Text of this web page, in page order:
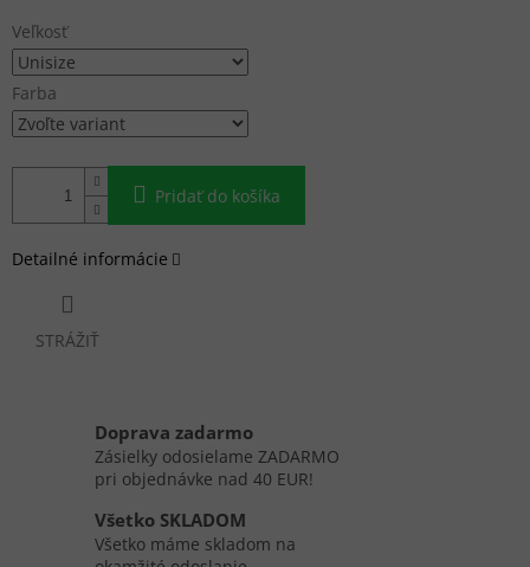
Veľkosť
Farba
Pridať do košíka
Detailné informácie
STRÁŽIŤ
Doprava zadarmo
Zásielky odosielame ZADARMO
pri objednávke nad 40 EUR!
Všetko SKLADOM
Všetko máme skladom na